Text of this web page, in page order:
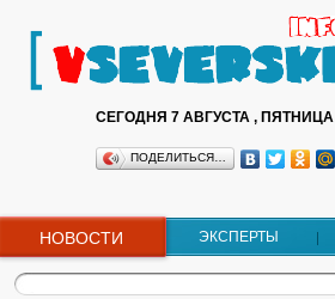
СЕГОДНЯ 7 АВГУСТА , ПЯТНИЦА
ПОДЕЛИТЬСЯ…
НОВОСТИ ЭКСПЕРТЫ